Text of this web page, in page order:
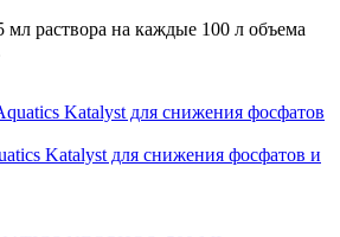
мл раствора на каждые 100 л объема
Katalyst для снижения фосфатов и